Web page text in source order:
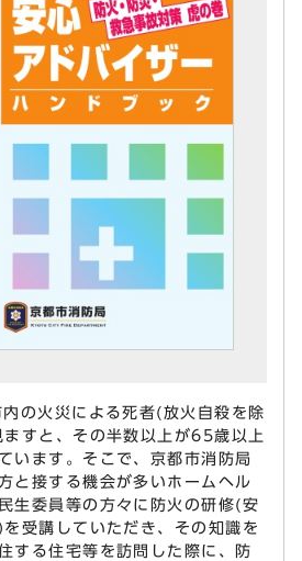
の火災による死者(放火自殺を除
すと、その半数以上が65歳以上
います。そこで、京都市消防局
と接する機会が多いホームヘル
生委員等の方々に防火の研修(安
受講していただき、その知識を
する住宅等を訪問した際に、防